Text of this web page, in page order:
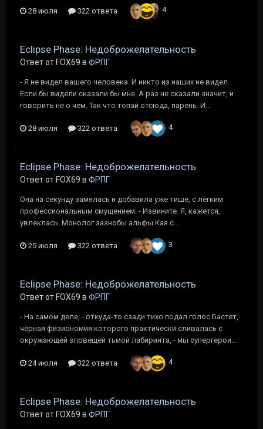
28 июля 322 ответа 4
Eclipse Phase: Недоброжелательность
Ответ от FOX69 в ФРПГ
- Я не видел вашего человека. И никто из наших не видел.
Если бы видели сказали бы мне. А раз не сказали значит, и
говорить не о чем. Так что топай отсюда, парень. И...
28 июля 322 ответа 4
Eclipse Phase: Недоброжелательность
Ответ от FOX69 в ФРПГ
Она на секунду замялась и добавила уже тише, с лёгким
профессиональным смущением: - Извините. Я, кажется,
увлеклась. Монолог зазнобы альфы Кая с...
25 июля 322 ответа 3
Eclipse Phase: Недоброжелательность
Ответ от FOX69 в ФРПГ
- На самом деле, - откуда-то сзади тихо подал голос Бастет,
чёрная физиономия которого практически сливалась с
окружающей зловещей тьмой лабиринта, - мы супергерои...
24 июля 322 ответа 4
Eclipse Phase: Недоброжелательность
Ответ от FOX69 в ФРПГ